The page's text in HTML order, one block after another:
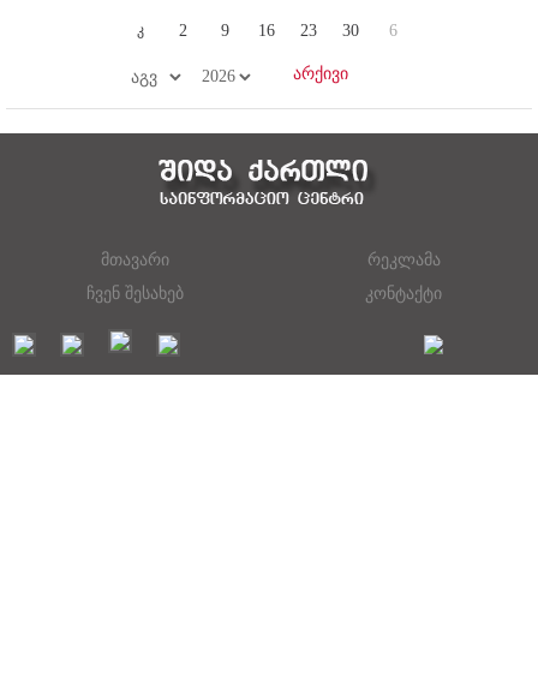
კ 2 9 16 23 30 6
მთავარი
რეკლამა
ჩვენ შესახებ
კონტაქტი